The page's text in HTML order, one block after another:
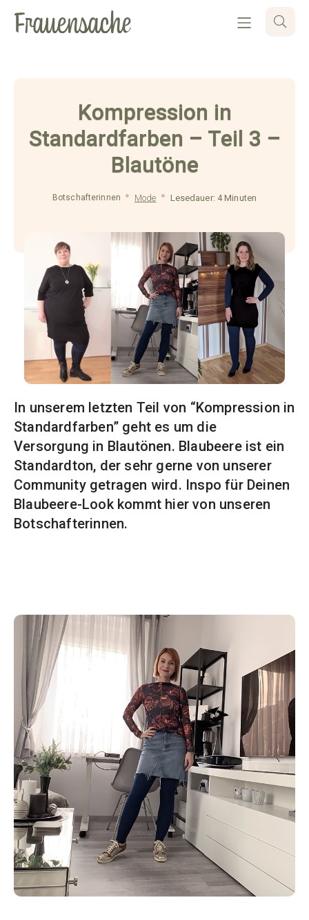
Kompression in
Standardfarben – Teil 3 –
Blautöne
Botschafterinnen Mode Lesedauer: 4 Minuten
In unserem letzten Teil von “Kompression in
Standardfarben” geht es um die
Versorgung in Blautönen. Blaubeere ist ein
Standardton, der sehr gerne von unserer
Community getragen wird. Inspo für Deinen
Blaubeere-Look kommt hier von unseren
Botschafterinnen.